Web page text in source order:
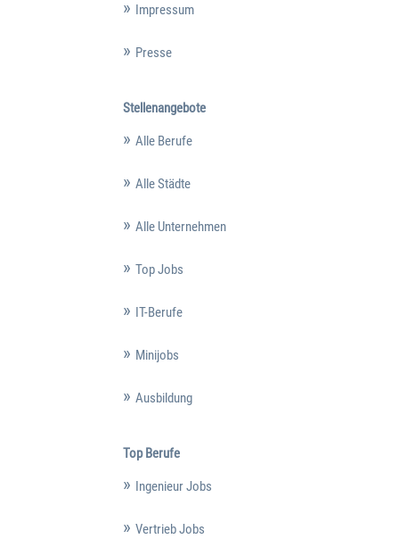
Impressum
Presse
Stellenangebote
Alle Berufe
Alle Städte
Alle Unternehmen
Top Jobs
IT-Berufe
Minijobs
Ausbildung
Top Berufe
Ingenieur Jobs
Vertrieb Jobs